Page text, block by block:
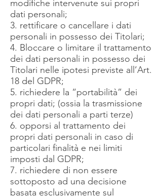
modifiche intervenute sui propri
dati personali;
3. rettificare o cancellare i dati
personali in possesso dei Titolari;
4. Bloccare o limitare il trattamento
dei dati personali in possesso dei
Titolari nelle ipotesi previste all’Art.
18 del GDPR;
5. richiedere la “portabilità” dei
propri dati; (ossia la trasmissione
dei dati personali a parti terze)
6. opporsi al trattamento dei
propri dati personali in caso di
particolari finalità e nei limiti
imposti dal GDPR;
7. richiedere di non essere
sottoposto ad una decisione
basata esclusivamente sul